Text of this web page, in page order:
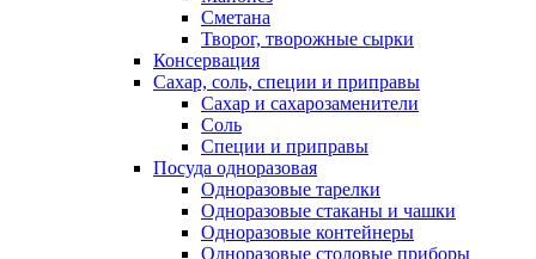
Сметана
Творог, творожные сырки
Консервация
Сахар, соль, специи и приправы
Сахар и сахарозаменители
Соль
Специи и приправы
Посуда одноразовая
Одноразовые тарелки
Одноразовые стаканы и чашки
Одноразовые контейнеры
Одноразовые столовые приборы